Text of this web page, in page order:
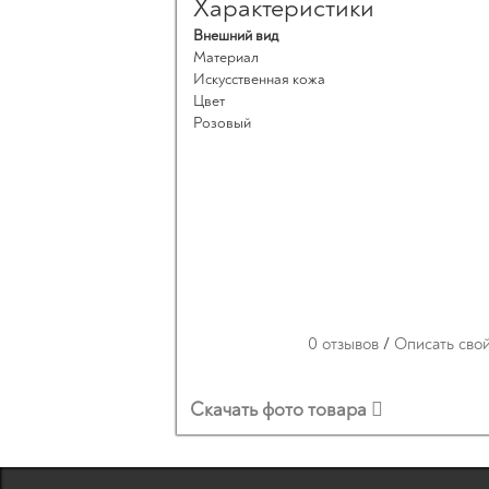
Характеристики
Внешний вид
Материал
Искусственная кожа
Цвет
Розовый
0 отзывов / Описать
Скачать фото товара